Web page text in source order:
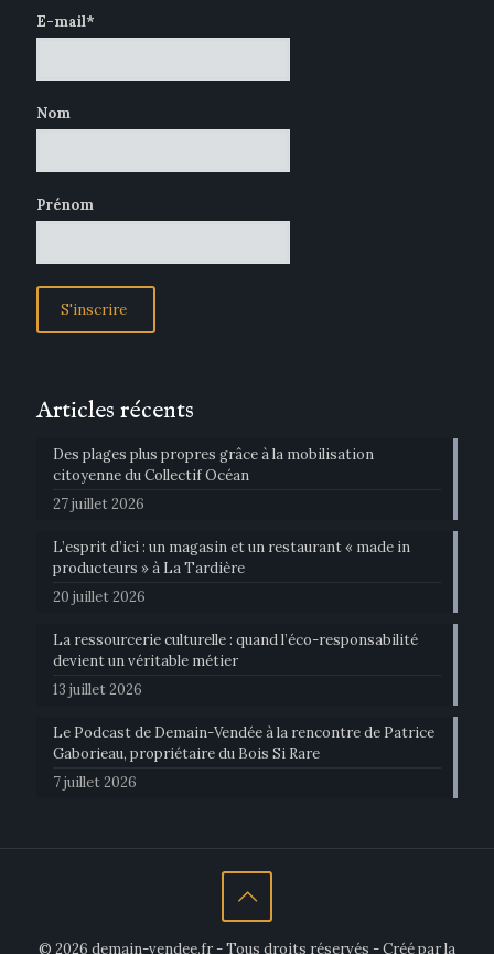
E-mail*
Nom
Prénom
Articles récents
Des plages plus propres grâce à la mobilisation
citoyenne du Collectif Océan
27 juillet 2026
L’esprit d’ici : un magasin et un restaurant « made in
producteurs » à La Tardière
20 juillet 2026
La ressourcerie culturelle : quand l’éco-responsabilité
devient un véritable métier
13 juillet 2026
Le Podcast de Demain-Vendée à la rencontre de Patrice
Gaborieau, propriétaire du Bois Si Rare
7 juillet 2026
© 2026 demain-vendee.fr - Tous droits réservés - Créé par la